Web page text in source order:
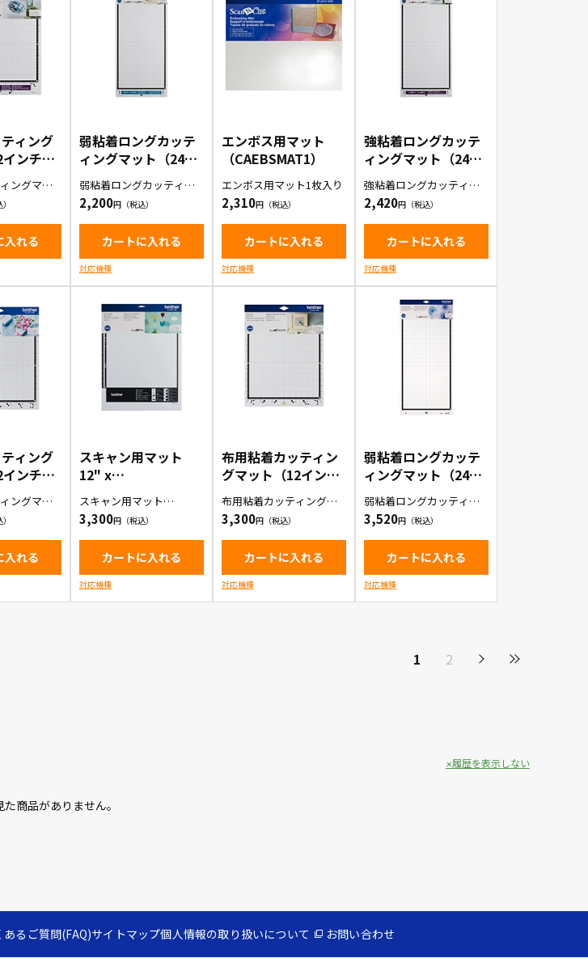
ィング
ンチ）
）
ングマッ
入り
入れる
弱粘着ロングカッテ
ィングマット（24イ
ンチ）
（CAMATLOW24）
弱粘着ロングカッティン
グマット(24インチ)1枚入
り
2,200
カートに入れる
対応機種
エンボス用マット
（CAEBSMAT1）
エンボス用マット1枚入り
2,310
カートに入れる
対応機種
強粘着ロングカッテ
ィングマット（24イ
ンチ）
（CAMATSTD24）
強粘着ロングカッティン
グマット(24インチ)1枚入
り
2,420
カートに入れる
対応機種
ィング
ンチ）
ングマッ
入り
入れる
スキャン用マット
12" x
12"（CAMATS12）
スキャン用マット
12"×12" 1枚入り
3,300
カートに入れる
対応機種
布用粘着カッティン
グマット（12イン
チ）
（CADXMATF12）
布用粘着カッティングマ
ット(12インチ)1枚入り
3,300
カートに入れる
対応機種
弱粘着ロングカッテ
ィングマット（24イ
ンチ）
（CADXMATLOW24
）
弱粘着ロングカッティン
グマット（24インチ）1枚
入り
3,520
カートに入れる
対応機種
1 2
商品がありません。
履歴を表示しない
あるご質問(FAQ)サイトマップ個人情報の取り扱いについて お問い合わせ